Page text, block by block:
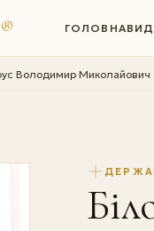
® ГОЛОВНА
Володимир Миколайович